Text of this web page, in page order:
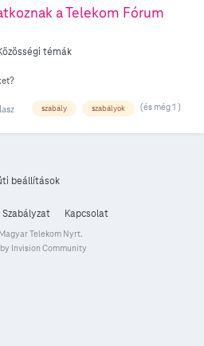
a Telekom Fórum
témák
szabály szabályok (és még 1 )
beállítások
Kapcsolat
Telekom Nyrt.
Invision Community